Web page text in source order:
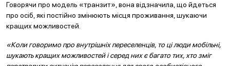
Говорячи про модель «транзит», вона відзначила, що йдеться
про осіб, які постійно змінюють місця проживання, шукаючи
кращих можливостей.
«Коли говоримо про внутрішніх переселенців, то ці люди мобільні,
шукають кращих можливостей і серед них є багато тих, хто зміг